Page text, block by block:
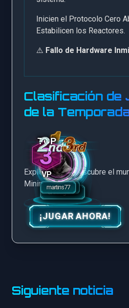
Inicien el Protocolo Cero
Estabilicen los Reactores.
⚠️ Fallo de Hardware
Clasificación de
de la
3
VP
Explora más y descubre el
Mining Game.
¡JUGAR AHORA!
Siguiente noticia